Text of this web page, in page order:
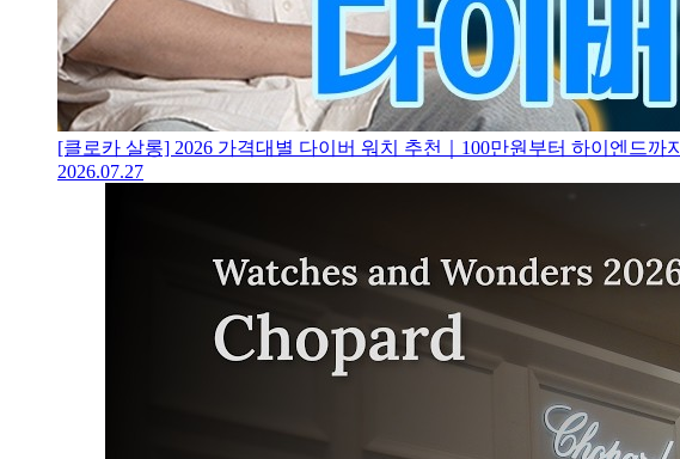
[클로카 살롱] 2026 가격대별 다이버 워치 추천｜100만원부터 하이엔드까지
2026.07.27